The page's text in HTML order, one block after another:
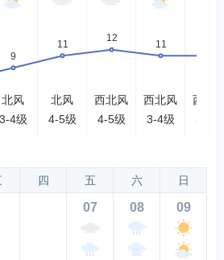
北风
3-4级
北风
4-5级
西北风
4-5级
西北风
3-4级
西北
3-4级
四 五 六 日
07 08 09